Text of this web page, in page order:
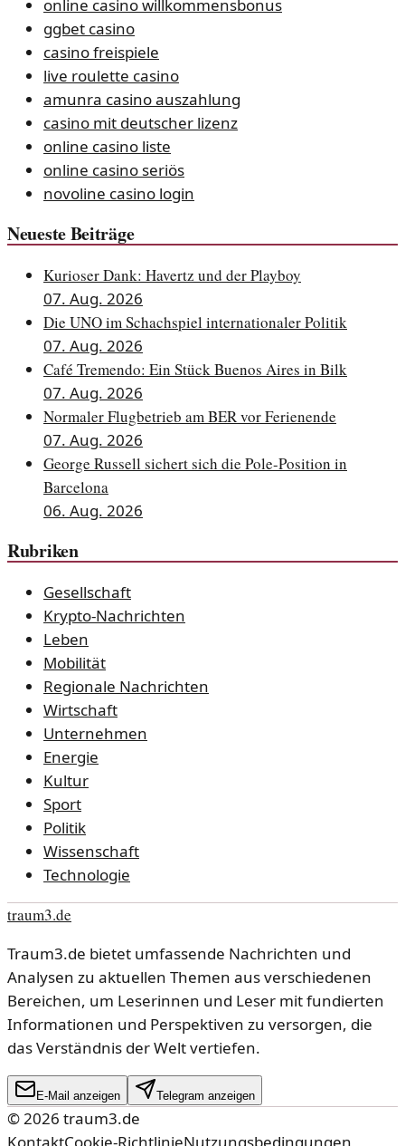
online casino willkommensbonus
ggbet casino
casino freispiele
live roulette casino
amunra casino auszahlung
casino mit deutscher lizenz
online casino liste
online casino seriös
novoline casino login
Neueste Beiträge
Kurioser Dank: Havertz und der Playboy
07. Aug. 2026
Die UNO im Schachspiel internationaler Politik
07. Aug. 2026
Café Tremendo: Ein Stück Buenos Aires in Bilk
07. Aug. 2026
Normaler Flugbetrieb am BER vor Ferienende
07. Aug. 2026
George Russell sichert sich die Pole-Position in
Barcelona
06. Aug. 2026
Rubriken
Gesellschaft
Krypto-Nachrichten
Leben
Mobilität
Regionale Nachrichten
Wirtschaft
Unternehmen
Energie
Kultur
Sport
Politik
Wissenschaft
Technologie
traum3.de
Traum3.de bietet umfassende Nachrichten und
Analysen zu aktuellen Themen aus verschiedenen
Bereichen, um Leserinnen und Leser mit fundierten
Informationen und Perspektiven zu versorgen, die
das Verständnis der Welt vertiefen.
E-Mail anzeigen Telegram anzeigen
© 2026 traum3.de
KontaktCookie-RichtlinieNutzungsbedingungen